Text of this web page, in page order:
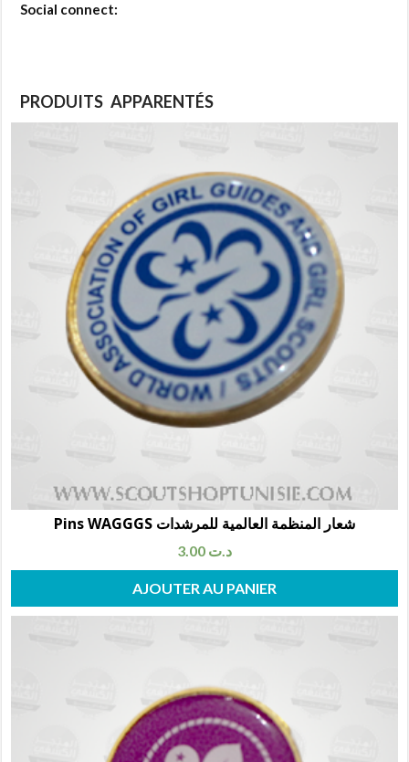
Social connect:
PRODUITS APPARENTÉS
Pins WAGGGS شعار المنظمة العالمية للمرشدات
3.00 د.ت
AJOUTER AU PANIER